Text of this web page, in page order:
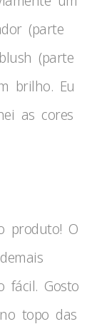
(parte
(parte
brilho. Eu
as cores
produto! O
fácil. Gosto
topo das